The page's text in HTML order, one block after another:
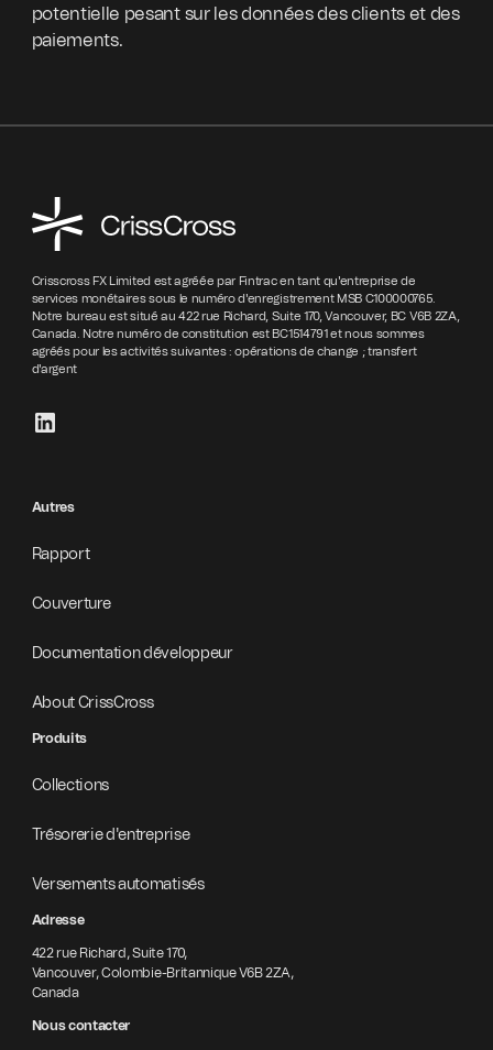
potentielle pesant sur les données des clients et des
paiements.
Crisscross FX Limited est agréée par Fintrac en tant qu'entreprise de
services monétaires sous le numéro d'enregistrement MSB C100000765.
Notre bureau est situé au 422 rue Richard, Suite 170, Vancouver, BC V6B 2ZA,
Canada. Notre numéro de constitution est BC1514791 et nous sommes
agréés pour les activités suivantes : opérations de change ; transfert
d'argent
Autres
Rapport
Couverture
Documentation développeur
About CrissCross
Produits
Collections
Trésorerie d'entreprise
Versements automatisés
Adresse
422 rue Richard, Suite 170,
Vancouver, Colombie-Britannique V6B 2ZA,
Canada
Nous contacter